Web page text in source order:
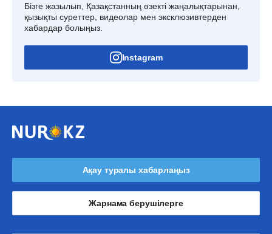
Бізге жазылып, Қазақстанның өзекті жаңалықтарынан,
қызықты суреттер, видеолар мен эксклюзивтерден
хабардар болыңыз.
Instagram
Ақау туралы хабарлаңыз
Жарнама берушілерге